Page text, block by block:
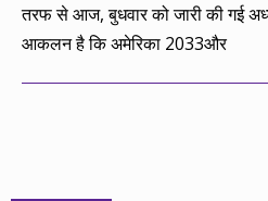
तरफ से आज, बुधवार को जारी की गई
आकलन है कि अमेरिका 2033और